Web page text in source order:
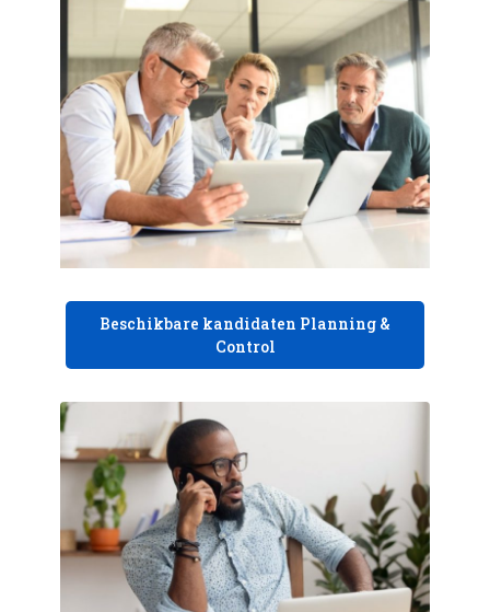
Beschikbare kandidaten Planning &
Control